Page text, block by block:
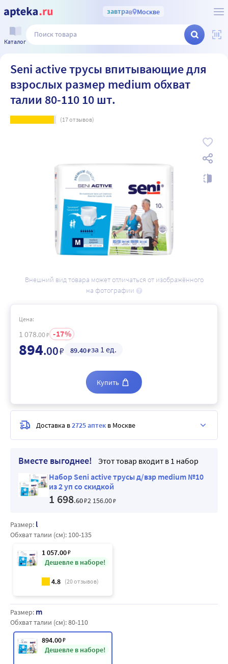
завтрав Москве
Каталог
Seni active трусы впитывающие для
взрослых размер medium обхват
талии 80-110 10 шт.
(17отзывов)
Внешний вид товара может отличаться от изображённого
на фотографии
Вместе выгоднее!
Этот товар входит в 1 набор
Набор Seni active трусы д/взр medium №10
из 2 уп со скидкой
1 698.60₽2 156.00₽
Размер: l
Обхват талии (см): 100-135
1 057.00₽
Дешевле в наборе!
4.8 (20отзывов)
Размер: m
Обхват талии (см):80-110
894.00₽
Дешевле в наборе!
Цена:
1 078.00₽ 17
894.00₽ 89.40₽за 1 ед.
Купить
Доставка в2725 аптек в Москве